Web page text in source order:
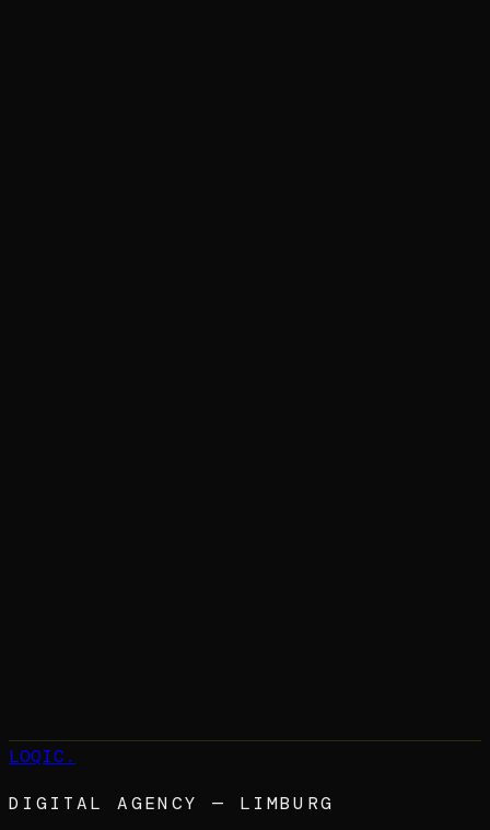
LOQIC .
DIGITAL AGENCY — LIMBURG